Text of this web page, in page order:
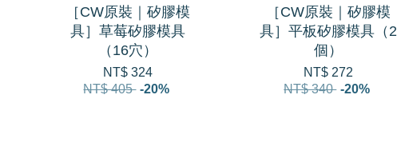
［CW原裝｜矽膠模
具］草莓矽膠模具
（16穴）
NT$ 324
NT$ 405 -20%
［CW原裝｜矽膠模
具］平板矽膠模具（2
個）
NT$ 272
NT$ 340 -20%